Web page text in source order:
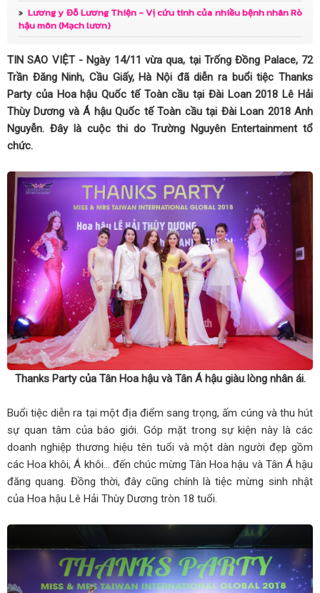
Lương y Đỗ Lương Thiện - Vị cứu tinh của nhiều bệnh nhân Rò
hậu môn (Mạch lươn)
TIN SAO VIỆT - Ngày 14/11 vừa qua, tại Trống Đồng Palace, 72
Trần Đăng Ninh, Cầu Giấy, Hà Nội đã diễn ra buổi tiệc Thanks
Party của Hoa hậu Quốc tế Toàn cầu tại Đài Loan 2018 Lê Hải
Thùy Dương và Á hậu Quốc tế Toàn cầu tại Đài Loan 2018 Anh
Nguyễn. Đây là cuộc thi do Trường Nguyên Entertainment tổ
chức.
Thanks Party của Tân Hoa hậu và Tân Á hậu giàu lòng nhân ái.
Buổi tiệc diễn ra tại một địa điểm sang trọng, ấm cúng và thu hút
sự quan tâm của báo giới. Góp mặt trong sự kiện này là các
doanh nghiệp thương hiệu tên tuổi và một dàn người đẹp gồm
các Hoa khôi, Á khôi... đến chúc mừng Tân Hoa hậu và Tân Á hậu
đăng quang. Đồng thời, đây cũng chính là tiệc mừng sinh nhật
của Hoa hậu Lê Hải Thùy Dương tròn 18 tuổi.